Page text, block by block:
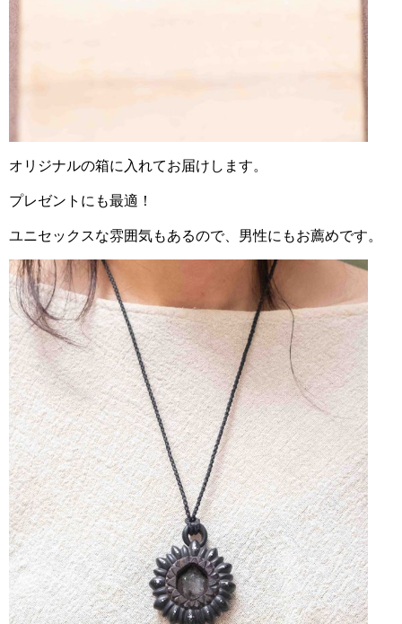
オリジナルの箱に入れてお届けします。
プレゼントにも最適！
ユニセックスな雰囲気もあるので、男性にもお薦めです。